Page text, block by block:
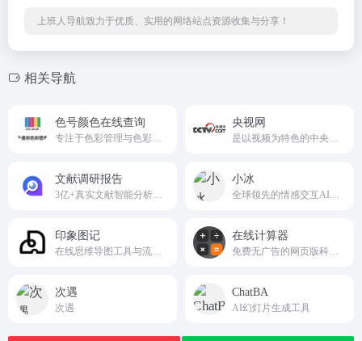
上班人导航致力于优质、实用的网络站点资源收集与分享！
相关导航
色号颜色在线查询 央视网
文献调研报告 小冰
印象图记 在线计算器
次遇
次遇
ChatBA
AI幻灯片生成工具